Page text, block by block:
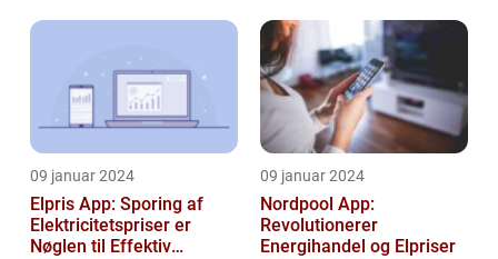
09 januar 2024
Elpris App: Sporing af
Elektricitetspriser er
Nøglen til Effektiv
09 januar 2024
Nordpool App:
Revolutionerer
Energihandel og Elpriser